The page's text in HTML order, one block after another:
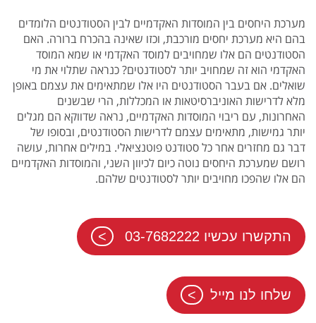
מערכת היחסים בין המוסדות האקדמיים לבין הסטודנטים הלומדים
בהם היא מערכת יחסים מורכבת, וכזו שאינה בהכרח ברורה. האם
הסטודנטים הם אלו שמחויבים למוסד האקדמי או שמא המוסד
האקדמי הוא זה שמחויב יותר לסטודנטים? כנראה שתלוי את מי
שואלים. אם בעבר הסטודנטים היו אלו שמתאימים את עצמם באופן
מלא לדרישות האוניברסיטאות או המכללות, הרי שבשנים
האחרונות, עם ריבוי המוסדות האקדמיים, נראה שדווקא הם מגלים
יותר גמישות, מתאימים עצמם לדרישות הסטודנטים, ובסופו של
דבר גם מחזרים אחר כל סטודנט פוטנציאלי. במילים אחרות, עושה
רושם שמערכת היחסים נוטה כיום לכיוון השני, והמוסדות האקדמיים
הם אלו שהפכו מחויבים יותר לסטודנטים שלהם.
התקשרו עכשיו 03-7682222
שלחו לנו מייל